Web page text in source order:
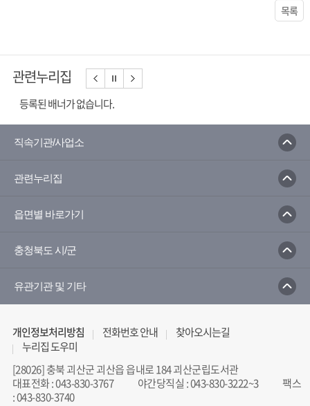
목록
관련누리집
등록된 배너가 없습니다.
직속기관/사업소
관련누리집
읍면별 바로가기
충청북도 시/군
유관기관 및 기타
개인정보처리방침 전화번호 안내
찾아오시는길
누리집 도우미
[28026] 충북 괴산군 괴산읍 읍내로 184 괴산군립도서관
대표전화:043-830-3767 야간당직실 :043-830-3222~3
팩스
:043-830-3740